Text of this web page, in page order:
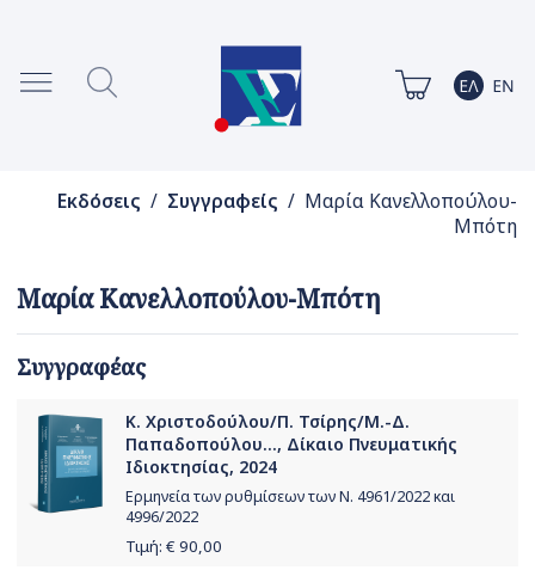
Εκδόσεις / Συγγραφείς / Μαρία Κανελλοπούλου-
Μπότη
Μαρία Κανελλοπούλου-Μπότη
Συγγραφέας
Κ. Χριστοδούλου/Π. Τσίρης/Μ.-Δ.
Παπαδοπούλου..., Δίκαιο Πνευματικής
Ιδιοκτησίας, 2024
Ερμηνεία των ρυθμίσεων των Ν. 4961/2022 και
4996/2022
Τιμή: € 90,00